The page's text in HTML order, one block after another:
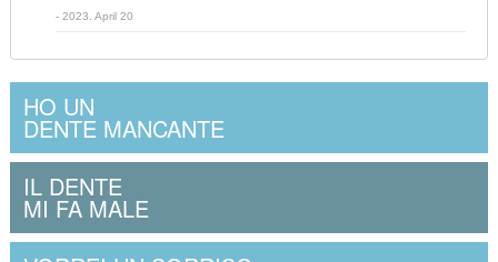
- 2023. April 20
HO UN
DENTE MANCANTE
IL DENTE
MI FA MALE